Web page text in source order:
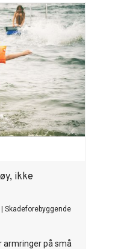
ikke
Skadeforebyggende
armringer på små